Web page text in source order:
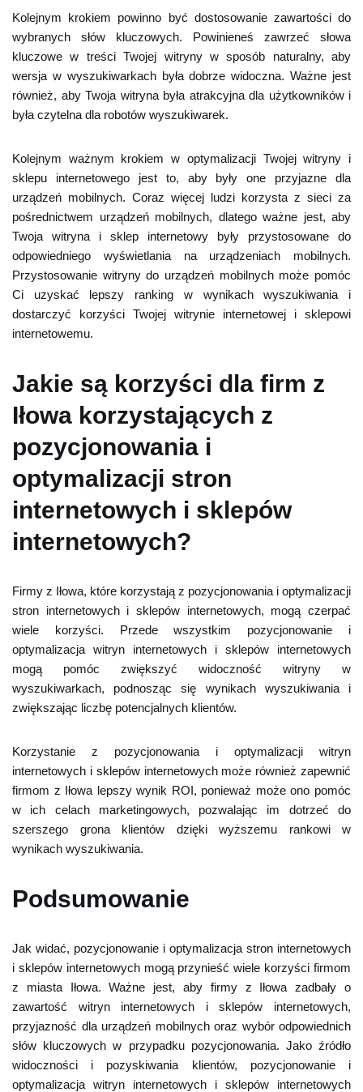
Kolejnym krokiem powinno być dostosowanie zawartości do
wybranych słów kluczowych. Powinieneś zawrzeć słowa
kluczowe w treści Twojej witryny w sposób naturalny, aby
wersja w wyszukiwarkach była dobrze widoczna. Ważne jest
również, aby Twoja witryna była atrakcyjna dla użytkowników i
była czytelna dla robotów wyszukiwarek.
Kolejnym ważnym krokiem w optymalizacji Twojej witryny i
sklepu internetowego jest to, aby były one przyjazne dla
urządzeń mobilnych. Coraz więcej ludzi korzysta z sieci za
pośrednictwem urządzeń mobilnych, dlatego ważne jest, aby
Twoja witryna i sklep internetowy były przystosowane do
odpowiedniego wyświetlania na urządzeniach mobilnych.
Przystosowanie witryny do urządzeń mobilnych może pomóc
Ci uzyskać lepszy ranking w wynikach wyszukiwania i
dostarczyć korzyści Twojej witrynie internetowej i sklepowi
internetowemu.
Jakie są korzyści dla firm z
Iłowa korzystających z
pozycjonowania i
optymalizacji stron
internetowych i sklepów
internetowych?
Firmy z Iłowa, które korzystają z pozycjonowania i optymalizacji
stron internetowych i sklepów internetowych, mogą czerpać
wiele korzyści. Przede wszystkim pozycjonowanie i
optymalizacja witryn internetowych i sklepów internetowych
mogą pomóc zwiększyć widoczność witryny w
wyszukiwarkach, podnosząc się wynikach wyszukiwania i
zwiększając liczbę potencjalnych klientów.
Korzystanie z pozycjonowania i optymalizacji witryn
internetowych i sklepów internetowych może również zapewnić
firmom z Iłowa lepszy wynik ROI, ponieważ może ono pomóc
w ich celach marketingowych, pozwalając im dotrzeć do
szerszego grona klientów dzięki wyższemu rankowi w
wynikach wyszukiwania.
Podsumowanie
Jak widać, pozycjonowanie i optymalizacja stron internetowych
i sklepów internetowych mogą przynieść wiele korzyści firmom
z miasta Iłowa. Ważne jest, aby firmy z Iłowa zadbały o
zawartość witryn internetowych i sklepów internetowych,
przyjazność dla urządzeń mobilnych oraz wybór odpowiednich
słów kluczowych w przypadku pozycjonowania. Jako źródło
widoczności i pozyskiwania klientów, pozycjonowanie i
optymalizacja witryn internetowych i sklepów internetowych